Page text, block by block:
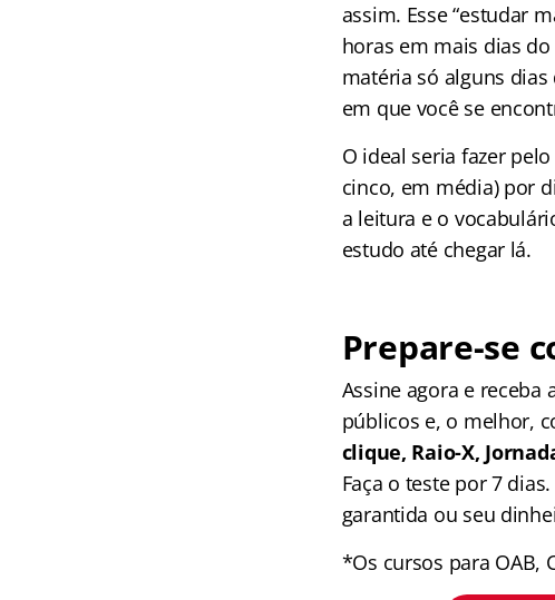
assim. Esse “estudar
horas em mais dias
matéria só alguns
em que você se
O ideal seria fazer
cinco, em média) por
a leitura e o
estudo até chegar lá.
Prepare-se
Assine agora e receba
públicos e, o melhor,
clique, Raio-X,
Faça o teste por 7
garantida ou seu
*Os cursos para OAB,